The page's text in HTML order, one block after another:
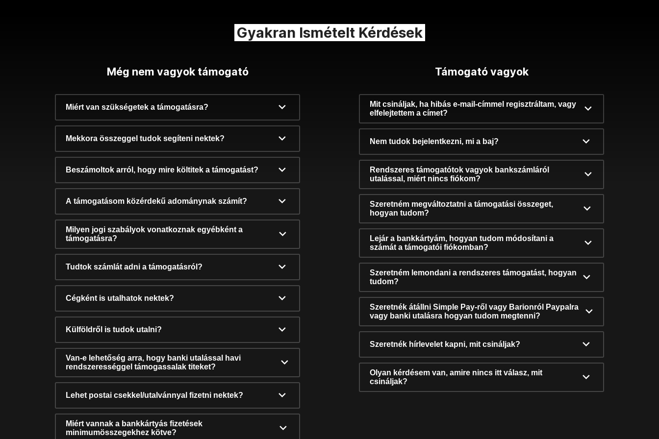
Gyakran Ismételt Kérdések
Még nem vagyok támogató
Miért van szükségetek a támogatásra?
Mekkora összeggel tudok segíteni nektek?
Beszámoltok arról, hogy mire költitek a támogatást?
A támogatásom közérdekű adománynak számít?
Milyen jogi szabályok vonatkoznak egyébként a
támogatásra?
Tudtok számlát adni a támogatásról?
Cégként is utalhatok nektek?
Külföldről is tudok utalni?
Van-e lehetőség arra, hogy banki utalással havi
rendszerességgel támogassalak titeket?
Lehet postai csekkel/utalvánnyal fizetni nektek?
Miért vannak a bankkártyás fizetések
minimumösszegekhez kötve?
Támogató vagyok
Mit csináljak, ha hibás e-mail-címmel regisztráltam, vagy
elfelejtettem a címet?
Nem tudok bejelentkezni, mi a baj?
Rendszeres támogatótok vagyok bankszámláról
utalással, miért nincs fiókom?
Szeretném megváltoztatni a támogatási összeget,
hogyan tudom?
Lejár a bankkártyám, hogyan tudom módosítani a
számát a támogatói fiókomban?
Szeretném lemondani a rendszeres támogatást, hogyan
tudom?
Szeretnék átállni Simple Pay-ről vagy Barionról Paypalra
vagy banki utalásra hogyan tudom megtenni?
Szeretnék hírlevelet kapni, mit csináljak?
Olyan kérdésem van, amire nincs itt válasz, mit
csináljak?